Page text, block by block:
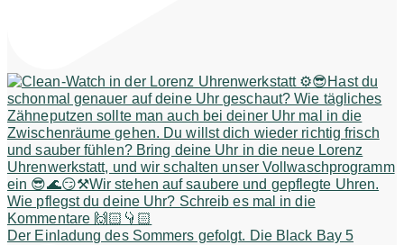
Der Einladung des Sommers gefolgt. Die Black Bay 5